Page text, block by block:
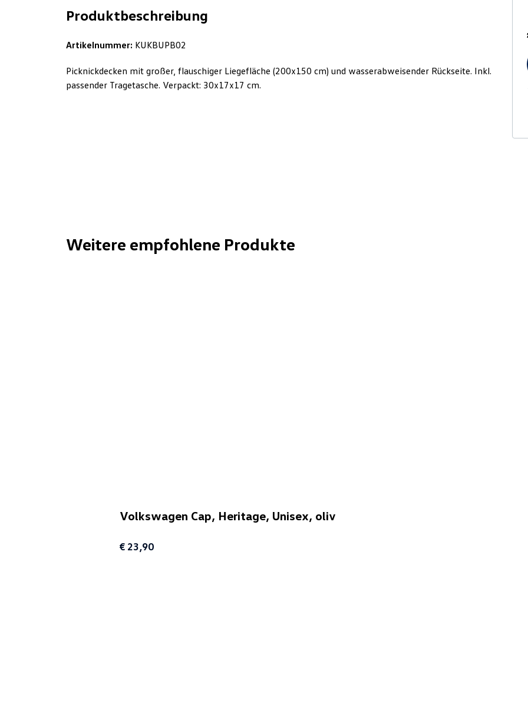
Produktbeschreibung
Artikelnummer: KUKBUPB02
Picknickdecken mit großer, flauschiger Liegefläche (200x150 cm) und wasserabweisender Rückseite. Inkl.
passender Tragetasche. Verpackt: 30x17x17 cm.
Weitere empfohlene Produkte
Volkswagen Cap, Heritage, Unisex, oliv
€ 23,90